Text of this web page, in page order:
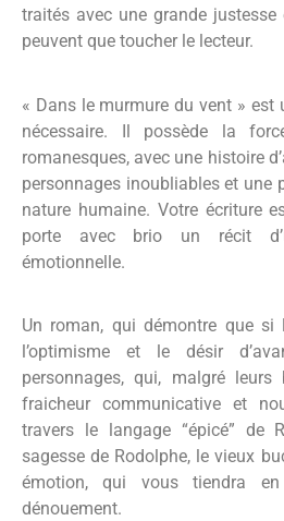
traités avec une grande
peuvent que toucher le lecteur.
« Dans le murmure du vent »
nécessaire. Il possède la
romanesques, avec une histoire
personnages inoubliables et une
nature humaine. Votre écriture
porte avec brio un récit
émotionnelle.
Un roman, qui démontre que si
l’optimisme et le désir
personnages, qui, malgré leurs
fraicheur communicative et
travers le langage “épicé” de
sagesse de Rodolphe, le vieux
émotion, qui vous tiendra en
dénouement.